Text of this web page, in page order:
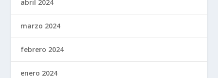
abril 2024
marzo 2024
febrero 2024
enero 2024